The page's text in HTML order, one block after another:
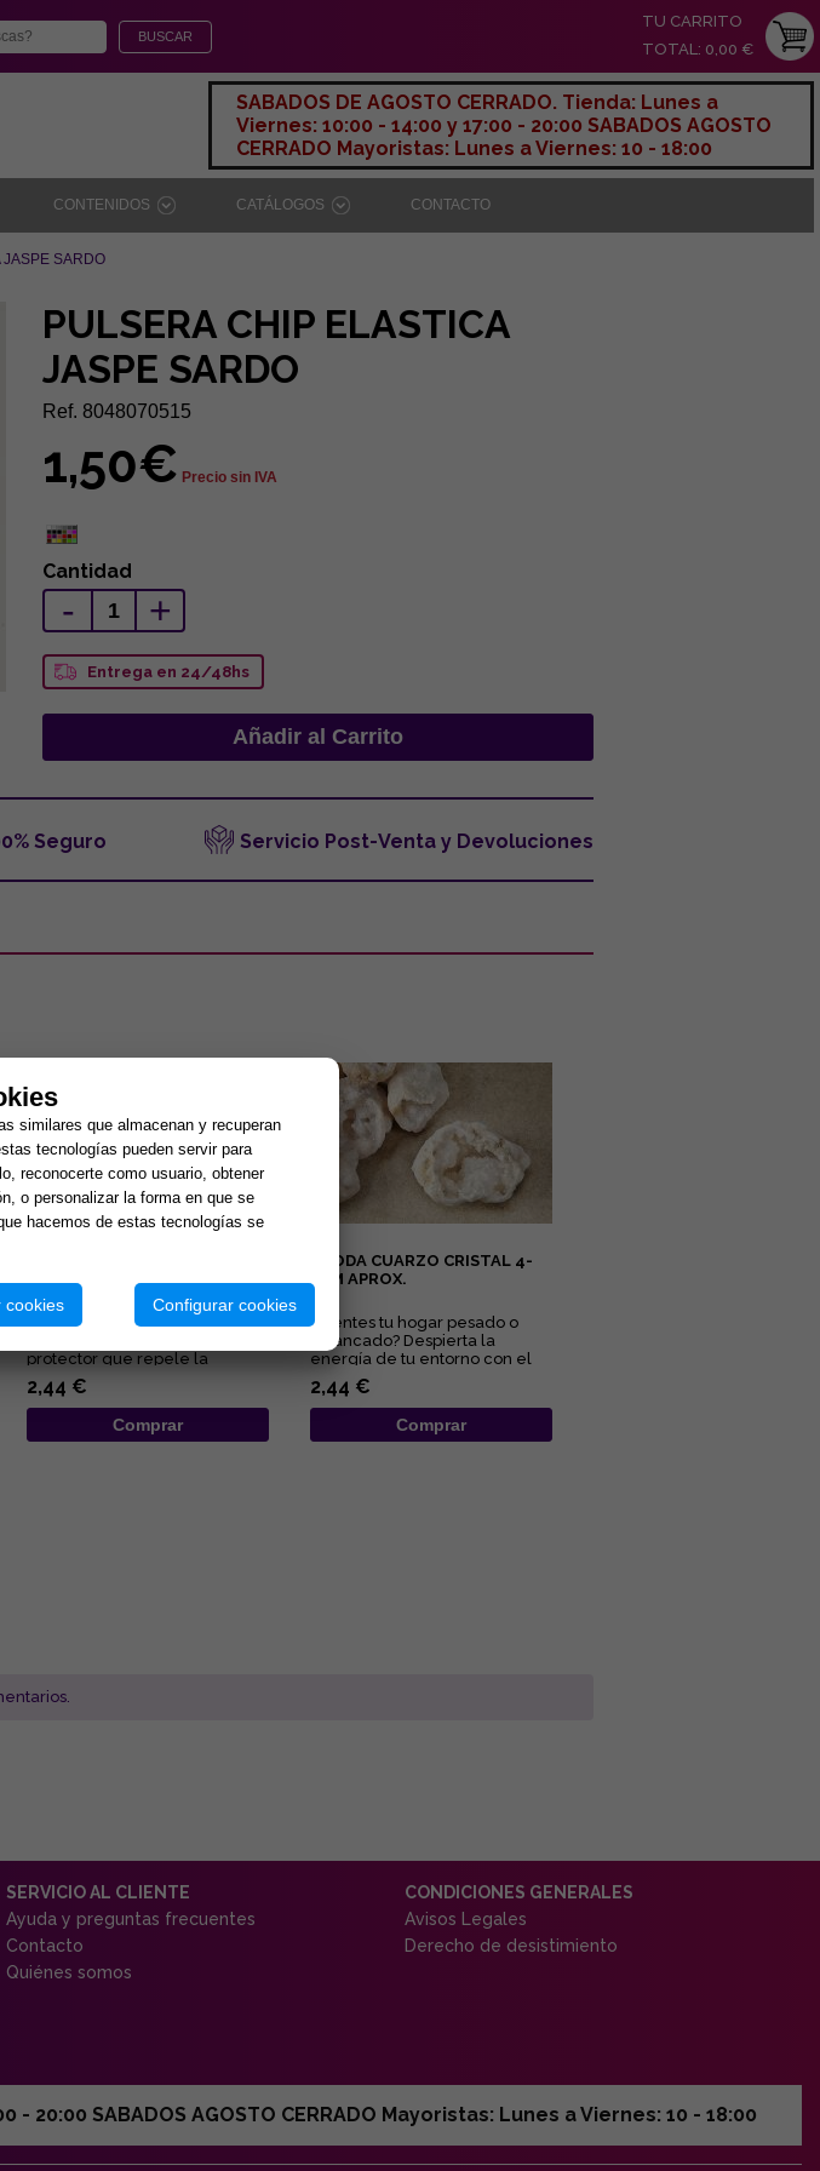
TU CARRITO
TOTAL: 0,00 €
SABADOS DE AGOSTO CERRADO. Tienda: Lunes a
Viernes: 10:00 - 14:00 y 17:00 - 20:00 SABADOS AGOSTO
CERRADO Mayoristas: Lunes a Viernes: 10 - 18:00
CONTENIDOS CATÁLOGOS CONTACTO
JASPE SARDO
PULSERA CHIP ELASTICA
JASPE SARDO
Ref. 8048070515
1,50€ Precio sin IVA
Cantidad
- +
Entrega en 24/48hs
Seguro Servicio Post-Venta y Devoluciones
BRUTO ENVUELTO EN
ALAMBRE 2X3CM
El colgante ojo de tigre en
protector que repele la
negatividad, potencia la fuerza
de ...
2,44 €
Comprar
GEODA CUARZO CRISTAL 4-
6CM APROX.
¿Sientes tu hogar pesado o
estancado? Despierta la
energía de tu entorno con el
sanador maestro de la
naturale...
2,44 €
Comprar
SERVICIO AL CLIENTE
Ayuda y preguntas frecuentes
Contacto
Quiénes somos
CONDICIONES GENERALES
Avisos Legales
Derecho de desistimiento
- 20:00 SABADOS AGOSTO CERRADO Mayoristas: Lunes a Viernes: 10 - 18:00
similares que almacenan y recuperan
tecnologías pueden servir para
reconocerte como usuario, obtener
o personalizar la forma en que se
hacemos de estas tecnologías se
cookies Configurar cookies